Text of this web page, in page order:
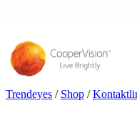
Trendeyes / Shop /